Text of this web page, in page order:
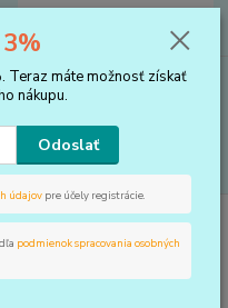
za0 €
Vložky
Vložky skelet
Teraz máte možnosť získať
nákupu.
Odoslať
údajov pre účely registrácie.
podmienok spracovania osobných